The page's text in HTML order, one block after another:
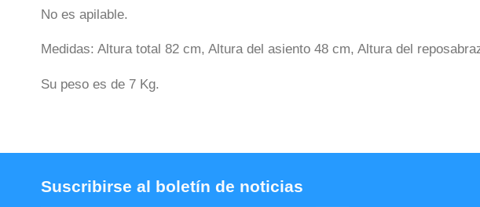
No es apilable.
Medidas: Altura total 82 cm, Altura del asiento 48 cm, Altura del
Su peso es de 7 Kg.
Suscribirse al boletín de noticias